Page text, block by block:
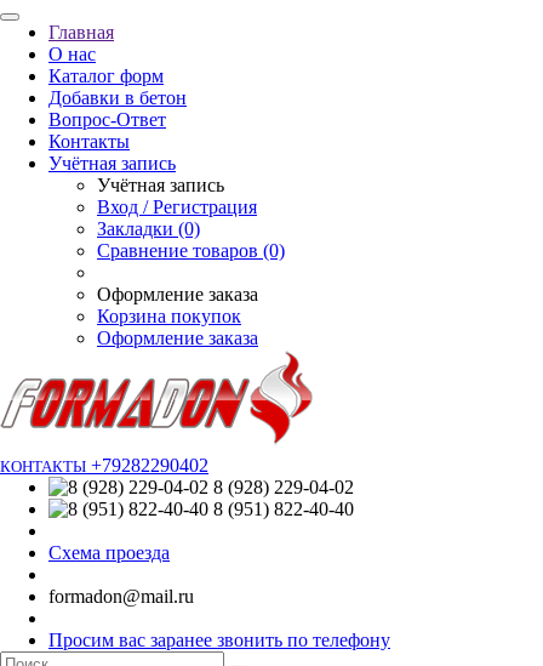
Главная
О нас
Каталог форм
Добавки в бетон
Вопрос-Ответ
Контакты
Учётная запись
Учётная запись
Вход / Регистрация
Закладки (0)
Сравнение товаров (0)
Оформление заказа
Корзина покупок
Оформление заказа
КОНТАКТЫ +79282290402
8 (928) 229-04-02
8 (951) 822-40-40
Схема проезда
formadon@mail.ru
Просим вас заранее звонить по телефону